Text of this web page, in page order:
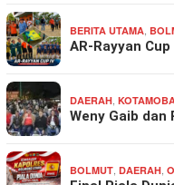
BERITA UTAMA
AR-Rayyan
DAERAH
Weny Gaib
BOLMUT DAERAH